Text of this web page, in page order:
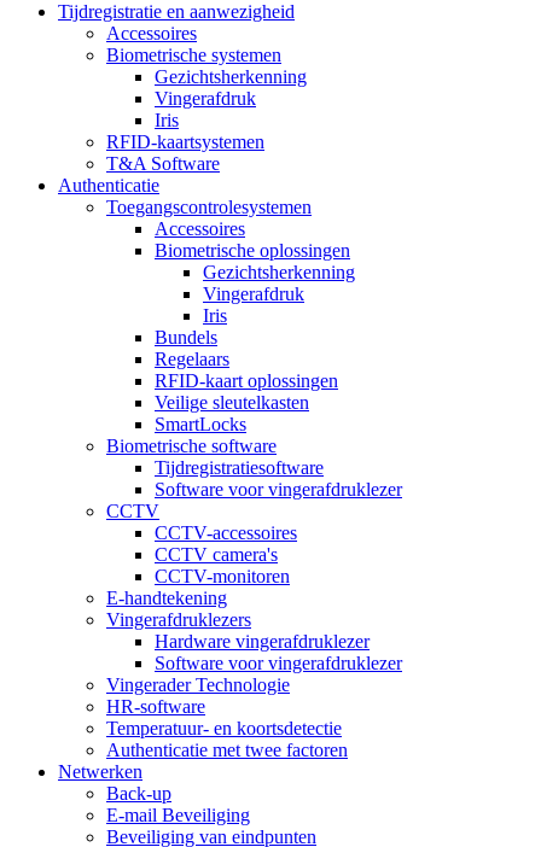
Tijdregistratie en aanwezigheid
Accessoires
Biometrische systemen
Gezichtsherkenning
Vingerafdruk
Iris
RFID-kaartsystemen
T&A Software
Authenticatie
Toegangscontrolesystemen
Accessoires
Biometrische oplossingen
Gezichtsherkenning
Vingerafdruk
Iris
Bundels
Regelaars
RFID-kaart oplossingen
Veilige sleutelkasten
SmartLocks
Biometrische software
Tijdregistratiesoftware
Software voor vingerafdruklezer
CCTV
CCTV-accessoires
CCTV camera's
CCTV-monitoren
E-handtekening
Vingerafdruklezers
Hardware vingerafdruklezer
Software voor vingerafdruklezer
Vingerader Technologie
HR-software
Temperatuur- en koortsdetectie
Authenticatie met twee factoren
Netwerken
Back-up
E-mail Beveiliging
Beveiliging van eindpunten